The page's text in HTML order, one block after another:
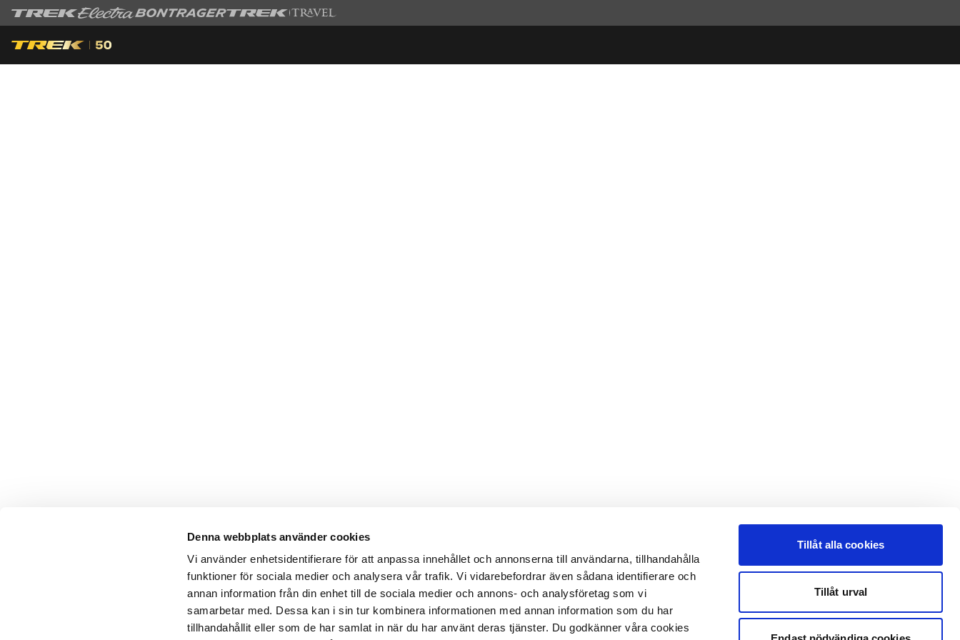
Denna webbplats använder cookies
Vi använder enhetsidentifierare för att anpassa innehållet och annonserna till användarna, tillhandahålla
funktioner för sociala medier och analysera vår trafik. Vi vidarebefordrar även sådana identifierare och
annan information från din enhet till de sociala medier och annons- och analysföretag som vi
samarbetar med. Dessa kan i sin tur kombinera informationen med annan information som du har
tillhandahållit eller som de har samlat in när du har använt deras tjänster. Du godkänner våra cookies
Tillåt alla cookies
Tillåt urval